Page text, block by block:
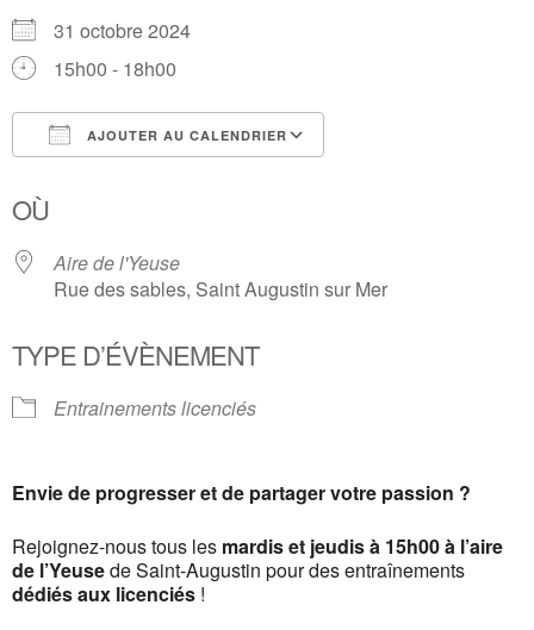
31 octobre 2024
15h00 - 18h00
AJOUTER AU CALENDRIER
OÙ
Aire de l'Yeuse
Rue des sables, Saint Augustin sur Mer
TYPE D’ÉVÈNEMENT
Entrainements licenciés
Envie de progresser et de partager votre passion ?
Rejoignez-nous tous les mardis et jeudis à 15h00 à l’aire
de l’Yeusede Saint-Augustin pour des entraînements
dédiés aux licenciés !